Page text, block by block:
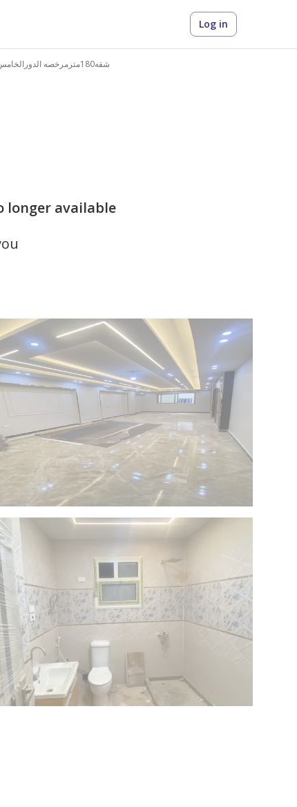
Log in
شقه180مترمرخصه الدورالخامس تشطيب الترا سوبر لوكس
longer available